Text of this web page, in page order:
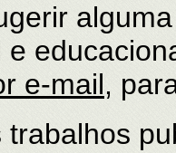
e
e-mail,